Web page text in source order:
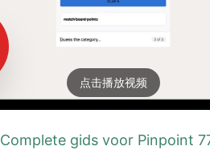
点击播放视频
Complete gids voor Pinpoint